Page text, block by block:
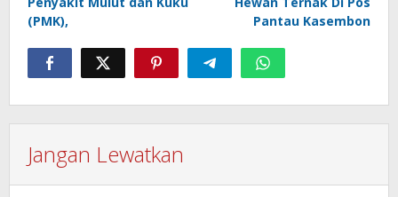
(PMK),
Pantau Kasembon
Jangan Lewatkan